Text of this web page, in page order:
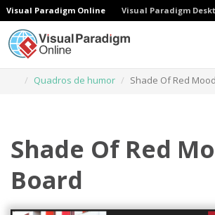
Visual Paradigm Online Visual Paradigm
Quadros de humor
Shade Of Red
Shade Of Red
Board